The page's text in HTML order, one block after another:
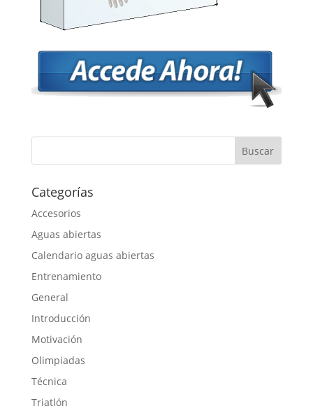
Categorías
Accesorios
Aguas abiertas
Calendario aguas abiertas
Entrenamiento
General
Introducción
Motivación
Olimpiadas
Técnica
Triatlón